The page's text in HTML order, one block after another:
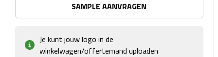
Bagagelabels
Reiskussens
SAMPLE AANVRAGEN
Je kunt jouw logo in de
winkelwagen/offertemand uploaden